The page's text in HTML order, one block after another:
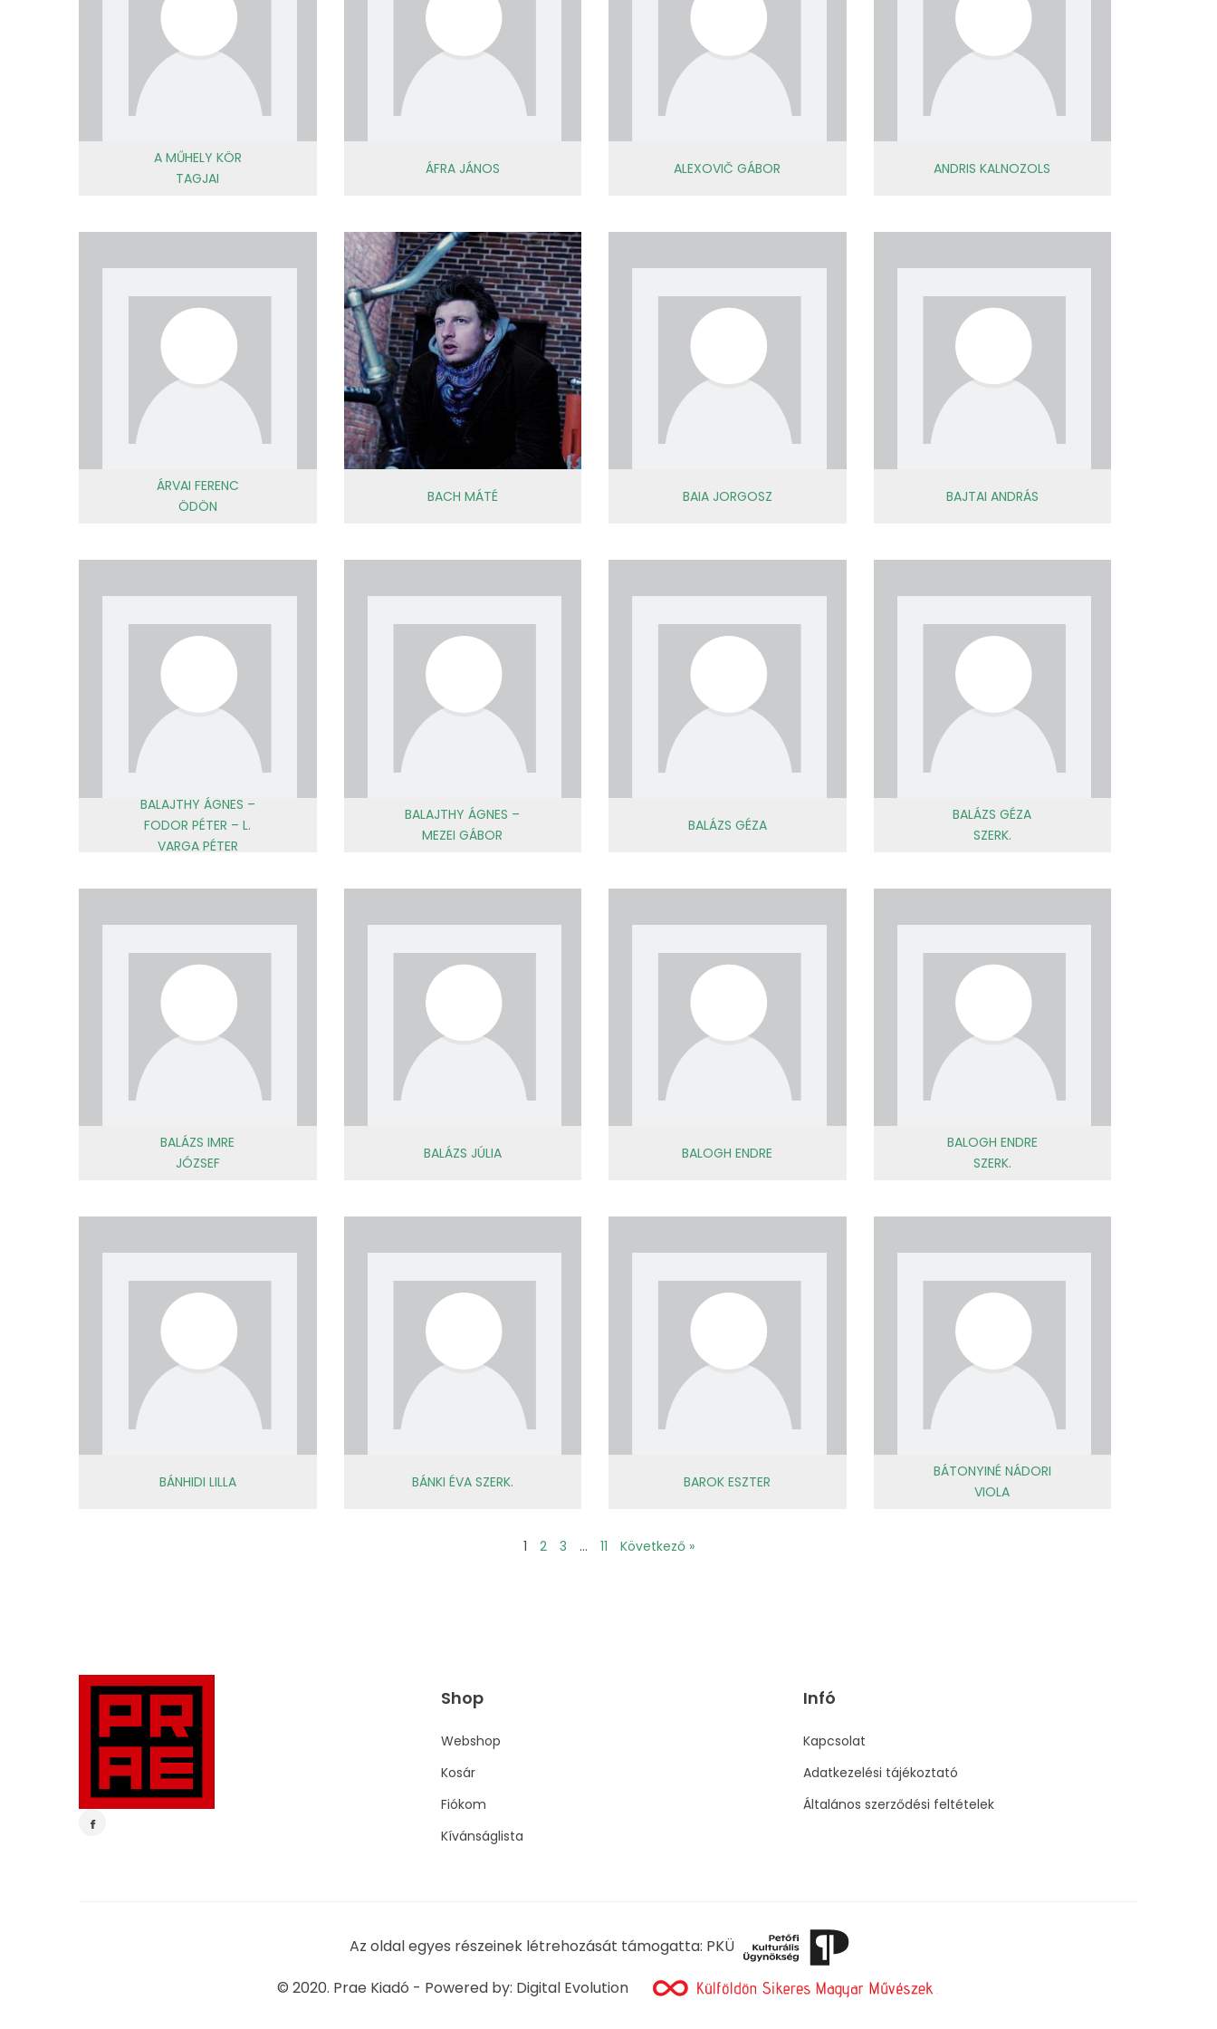
A MŰHELY KÖR
TAGJAI
ÁFRA JÁNOS ALEXOVIČ GÁBOR ANDRIS KALNOZOLS
ÁRVAI FERENC
ÖDÖN
BACH MÁTÉ BAIA JORGOSZ BAJTAI ANDRÁS
BALAJTHY ÁGNES –
FODOR PÉTER – L.
VARGA PÉTER
BALAJTHY ÁGNES –
MEZEI GÁBOR
BALÁZS GÉZA
BALÁZS GÉZA
SZERK.
BALÁZS IMRE
JÓZSEF
BALÁZS JÚLIA BALOGH ENDRE
BALOGH ENDRE
SZERK.
BÁNHIDI LILLA BÁNKI ÉVA SZERK. BAROK ESZTER
BÁTONYINÉ NÁDORI
VIOLA
1 2 3 … 11 Következő »
Shop
Webshop
Kosár
Fiókom
Kívánságlista
Infó
Kapcsolat
Adatkezelési tájékoztató
Általános szerződési feltételek
Az oldal egyes részeinek létrehozását támogatta: PKÜ
© 2020. Prae Kiadó - Powered by: Digital Evolution